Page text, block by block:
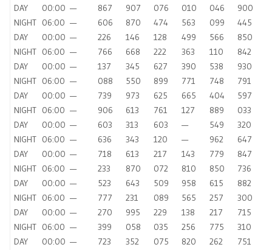
DAY
00:00 — 867 907 076 010 046
900
NIGHT 06:00 — 606 870 474 563 099
445
DAY
00:00 — 226 146 128 499 566
850
NIGHT 06:00 — 766 668 222 363 110
842
DAY
00:00 — 137 345 627 390 538
930
NIGHT 06:00 — 088 550 899 771 748
791
DAY
00:00 — 739 973 625 665 404
597
NIGHT 06:00 — 906 613 761 127 889
033
DAY
00:00 — 603 313 603 — 549
320
NIGHT 06:00 — 636 343 120 — 962
647
DAY
00:00 — 718 613 217 143 779
847
NIGHT 06:00 — 233 870 072 810 850
736
DAY
00:00 — 523 643 509 958 615
882
NIGHT 06:00 — 777 231 089 565 257
300
DAY
00:00 — 270 995 229 138 217
715
NIGHT 06:00 — 399 058 035 256 775
310
DAY
00:00 — 723 352 075 820 262
751